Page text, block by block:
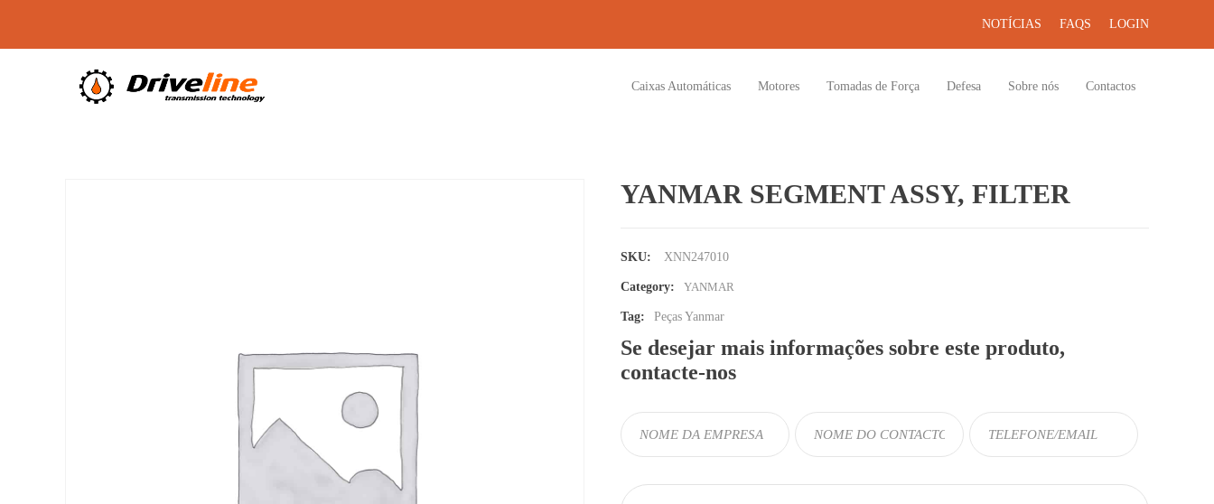
NOTÍCIAS FAQS LOGIN
Caixas Automáticas Motores Tomadas de Força Defesa Sobre nós Contactos
YANMAR SEGMENT ASSY, FILTER
SKU: XNN247010
Category: YANMAR
Tag: Peças Yanmar
Se desejar mais informações sobre este produto,
contacte-nos